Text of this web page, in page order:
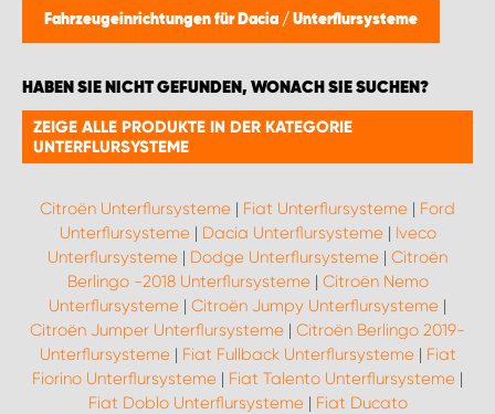
Fahrzeugeinrichtungen für Dacia / Unterflursysteme
HABEN SIE NICHT GEFUNDEN, WONACH SIE SUCHEN?
ZEIGE ALLE PRODUKTE IN DER KATEGORIE
UNTERFLURSYSTEME
Citroën Unterflursysteme | Fiat Unterflursysteme | Ford
Unterflursysteme| Dacia Unterflursysteme| Iveco
Unterflursysteme | Dodge Unterflursysteme | Citroën
Berlingo -2018 Unterflursysteme| Citroën Nemo
Unterflursysteme | Citroën Jumpy Unterflursysteme |
Citroën Jumper Unterflursysteme | Citroën Berlingo 2019-
Unterflursysteme| Fiat Fullback Unterflursysteme| Fiat
Fiorino Unterflursysteme | Fiat Talento Unterflursysteme |
Fiat Doblo Unterflursysteme| Fiat Ducato